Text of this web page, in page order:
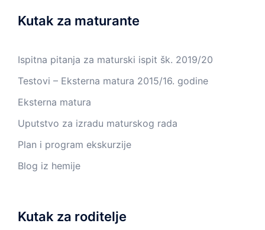
Kutak za maturante
Ispitna pitanja za maturski ispit šk. 2019/20
Testovi – Eksterna matura 2015/16. godine
Eksterna matura
Uputstvo za izradu maturskog rada
Plan i program ekskurzije
Blog iz hemije
Kutak za roditelje